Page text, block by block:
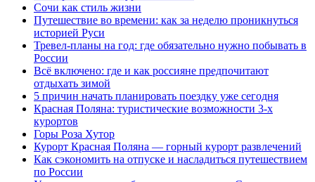
Сочи как стиль жизни
Путешествие во времени: как за неделю проникнуться
историей Руси
Тревел-планы на год: где обязательно нужно побывать в
России
Всё включено: где и как россияне предпочитают
отдыхать зимой
5 причин начать планировать поездку уже сегодня
Красная Поляна: туристические возможности 3-х
курортов
Горы Роза Хутор
Курорт Красная Поляна — горный курорт развлечений
Как сэкономить на отпуске и насладиться путешествием
по России